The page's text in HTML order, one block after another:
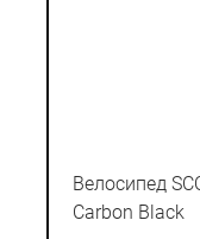
Велосипед
Carbon Black